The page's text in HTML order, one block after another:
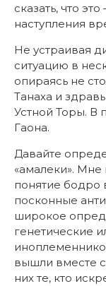
сказать, что
наступления
Не устраивая
ситуацию в
опираясь не
Танаха и
Устной Торы. В
Гаона.
Давайте
«амалеки». Мне
понятие
посконные
широкое
генетические
вышли вместе
них те, кто